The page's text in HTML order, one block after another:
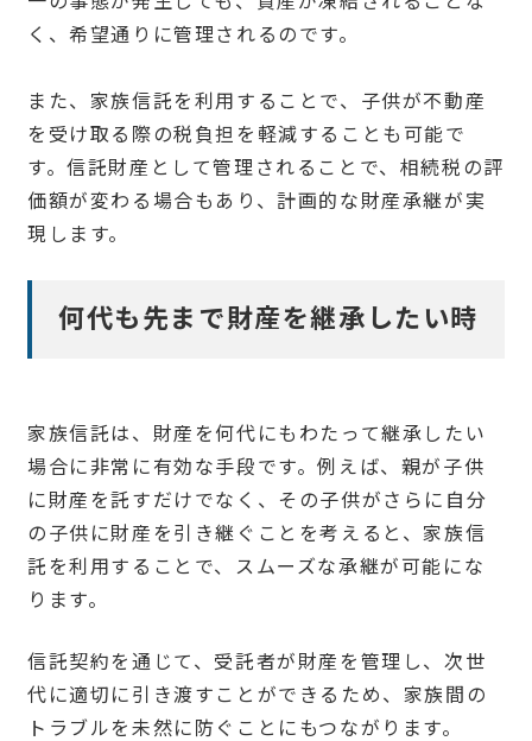
く、希望通りに管理されるのです。
また、家族信託を利用することで、子供が不動産
を受け取る際の税負担を軽減することも可能で
す。信託財産として管理されることで、相続税の評
価額が変わる場合もあり、計画的な財産承継が実
現します。
何代も先まで財産を継承したい時
家族信託は、財産を何代にもわたって継承したい
場合に非常に有効な手段です。例えば、親が子供
に財産を託すだけでなく、その子供がさらに自分
の子供に財産を引き継ぐことを考えると、家族信
託を利用することで、スムーズな承継が可能にな
ります。
信託契約を通じて、受託者が財産を管理し、次世
代に適切に引き渡すことができるため、家族間の
トラブルを未然に防ぐことにもつながります。